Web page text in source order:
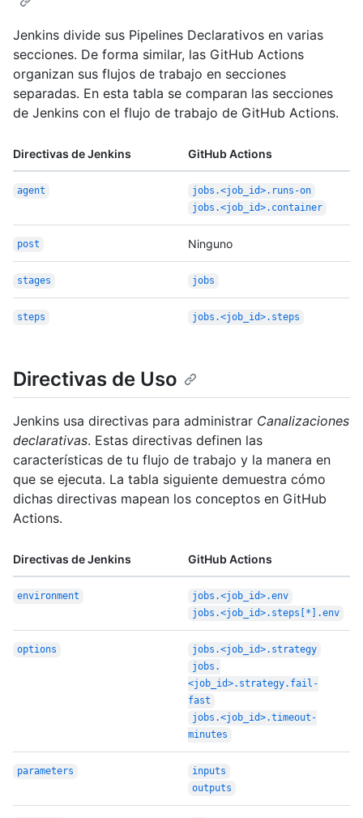
Jenkins divide sus Pipelines Declarativos en varias
secciones. De forma similar, las GitHub Actions
organizan sus flujos de trabajo en secciones
separadas. En esta tabla se comparan las secciones
de Jenkins con el flujo de trabajo de GitHub Actions.
Directivas de Jenkins GitHub Actions
agent
jobs.<job_id>.runs-on
jobs.<job_id>.container
post Ninguno
stages jobs
steps jobs.<job_id>.steps
Directivas de Uso
Jenkins usa directivas para administrar Canalizaciones
declarativas. Estas directivas definen las
características de tu flujo de trabajo y la manera en
que se ejecuta. La tabla siguiente demuestra cómo
dichas directivas mapean los conceptos en GitHub
Actions.
Directivas de Jenkins GitHub Actions
environment
jobs.<job_id>.env
jobs.<job_id>.steps[*].env
options
jobs.<job_id>.strategy
jobs.
<job_id>.strategy.fail-
fast
jobs.<job_id>.timeout-
minutes
parameters
inputs
outputs